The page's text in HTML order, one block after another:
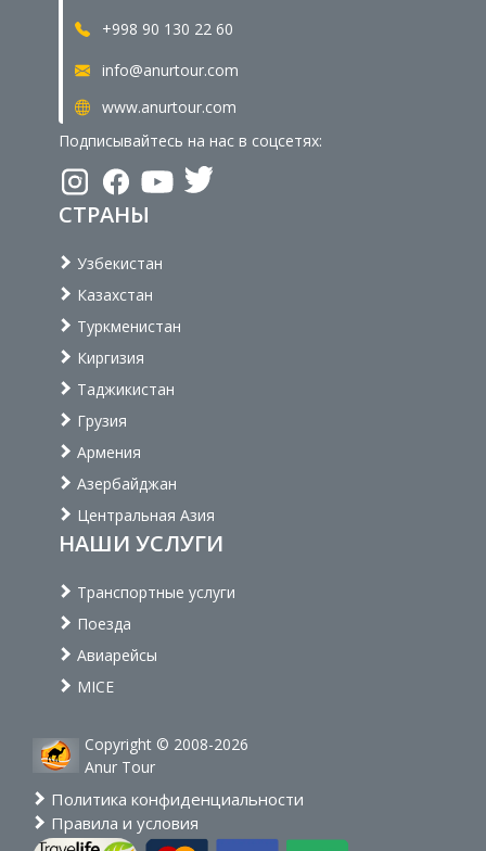
+998 90 130 22 60
info@anurtour.com
www.anurtour.com
Подписывайтесь на нас в соцсетях:
СТРАНЫ
Узбекистан
Казахстан
Туркменистан
Киргизия
Таджикистан
Грузия
Армения
Азербайджан
Центральная Азия
НАШИ УСЛУГИ
Транспортные услуги
Поезда
Авиарейсы
MICE
Copyright © 2008-2026
Anur Tour
Политика конфиденциальности
Правила и условия